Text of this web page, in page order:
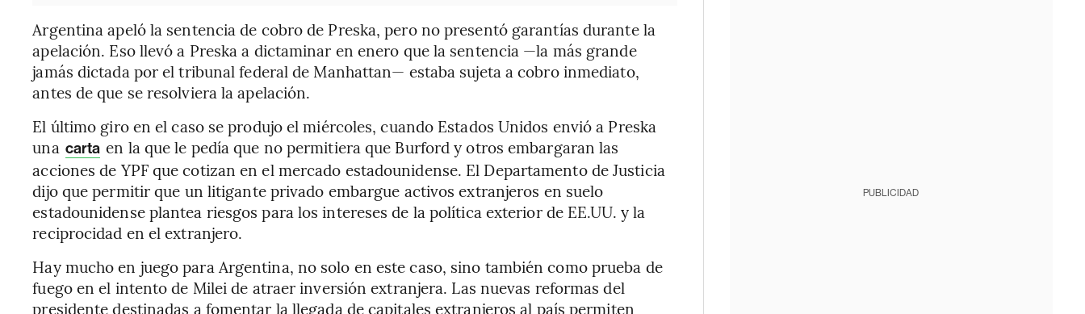
Argentina apeló la sentencia de cobro de Preska, pero no presentó garantías durante la
apelación. Eso llevó a Preska a dictaminar en enero que la sentencia —la más grande
jamás dictada por el tribunal federal de Manhattan— estaba sujeta a cobro inmediato,
antes de que se resolviera la apelación.
El último giro en el caso se produjo el miércoles, cuando Estados Unidos envió a Preska
una carta en la que le pedía que no permitiera que Burford y otros embargaran las
acciones de YPF que cotizan en el mercado estadounidense. El Departamento de Justicia
dijo que permitir que un litigante privado embargue activos extranjeros en suelo
estadounidense plantea riesgos para los intereses de la política exterior de EE.UU. y la
reciprocidad en el extranjero.
Hay mucho en juego para Argentina, no solo en este caso, sino también como prueba de
fuego en el intento de Milei de atraer inversión extranjera. Las nuevas reformas del
presidente destinadas a fomentar la llegada de capitales extranjeros al país permiten
PUBLICIDAD